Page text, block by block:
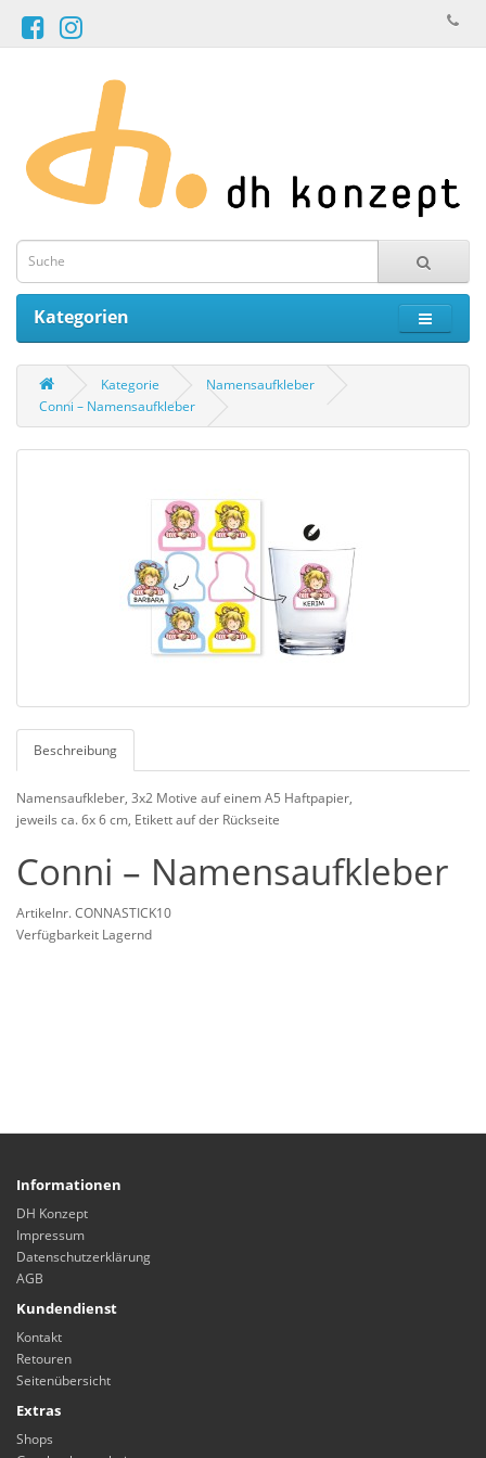
Kategorien
Kategorie
Namensaufkleber
Conni – Namensaufkleber
Beschreibung
Namensaufkleber, 3x2 Motive auf einem A5 Haftpapier,
jeweils ca. 6x 6 cm, Etikett auf der Rückseite
Conni – Namensaufkleber
Artikelnr. CONNASTICK10
Verfügbarkeit Lagernd
Informationen
DH Konzept
Impressum
Datenschutzerklärung
AGB
Kundendienst
Kontakt
Retouren
Seitenübersicht
Extras
Shops